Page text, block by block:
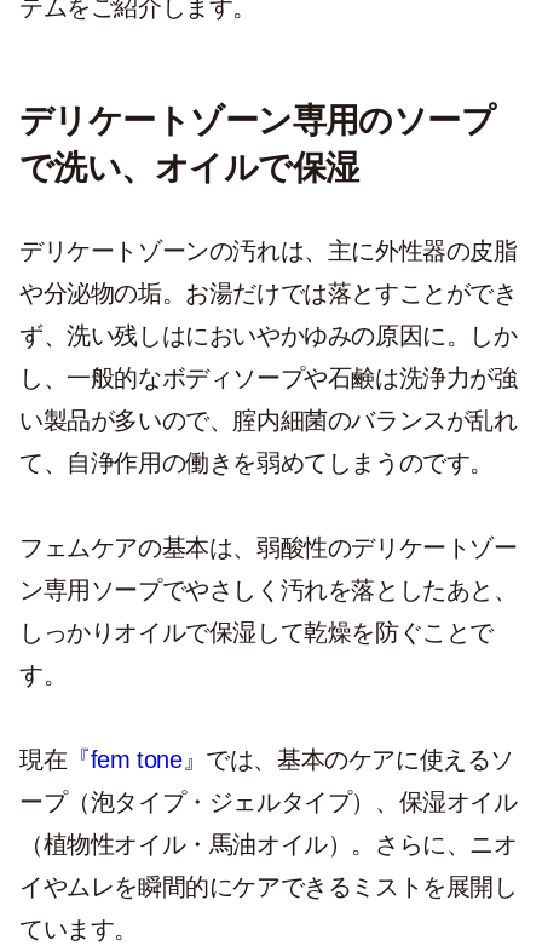
テムをご紹介します。
デリケートゾーン専用のソープ
で洗い、オイルで保湿
デリケートゾーンの汚れは、主に外性器の皮脂
や分泌物の垢。お湯だけでは落とすことができ
ず、洗い残しはにおいやかゆみの原因に。しか
し、一般的なボディソープや石鹸は洗浄力が強
い製品が多いので、腟内細菌のバランスが乱れ
て、自浄作用の働きを弱めてしまうのです。
フェムケアの基本は、弱酸性のデリケートゾー
ン専用ソープでやさしく汚れを落としたあと、
しっかりオイルで保湿して乾燥を防ぐことで
す。
現在 『fem tone』 では、基本のケアに使えるソ
ープ（泡タイプ・ジェルタイプ）、保湿オイル
（植物性オイル・馬油オイル）。さらに、ニオ
イやムレを瞬間的にケアできるミストを展開し
ています。